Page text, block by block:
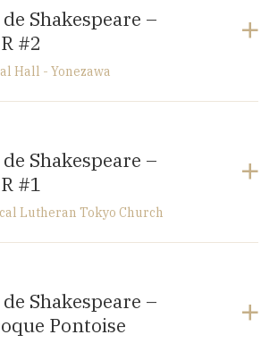
Yokohama
Shakespeare –
#2
Hall - Yonezawa
- Yonezawa
Shakespeare –
#1
Lutheran Tokyo Church
Lutheran Tokyo Church
TOKYO, JAPAN
Shakespeare –
Pontoise